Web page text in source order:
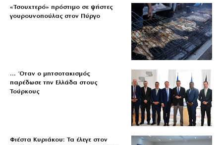
«Τσουχτερό» πρόστιμο σε ψήστες
γουρουνοπούλας στον Πύργο
… Όταν ο μητσοτακισμός
παρέδωσε την Ελλάδα στους
Τούρκους
Φιέστα Κυριάκου: Τα έλεγε στον